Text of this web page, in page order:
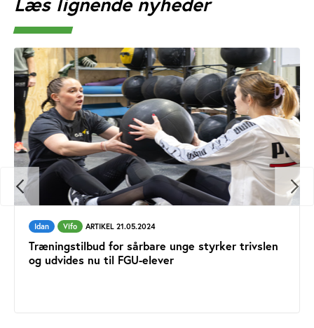
Idan Vifo ARTIKEL 21.05.2024
Træningstilbud for sårbare unge styrker trivslen
og udvides nu til FGU-elever